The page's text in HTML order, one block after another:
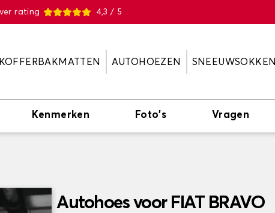
4,3 / 5
KOFFERBAKMATTEN AUTOHOEZEN
SNEEUWSOKKEN
Kenmerken Foto's Vragen
Autohoes voor FIAT BRAVO